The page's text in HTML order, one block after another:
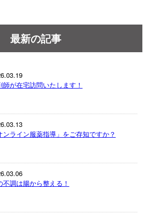
最新の記事
師が在宅訪問いたします！
ンライン服薬指導」をご存知ですか？
不調は腸から整える！